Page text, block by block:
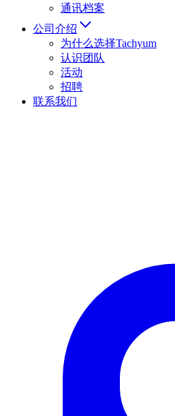
通讯档案
公司介绍
为什么选择Tachyum
认识团队
活动
招聘
联系我们